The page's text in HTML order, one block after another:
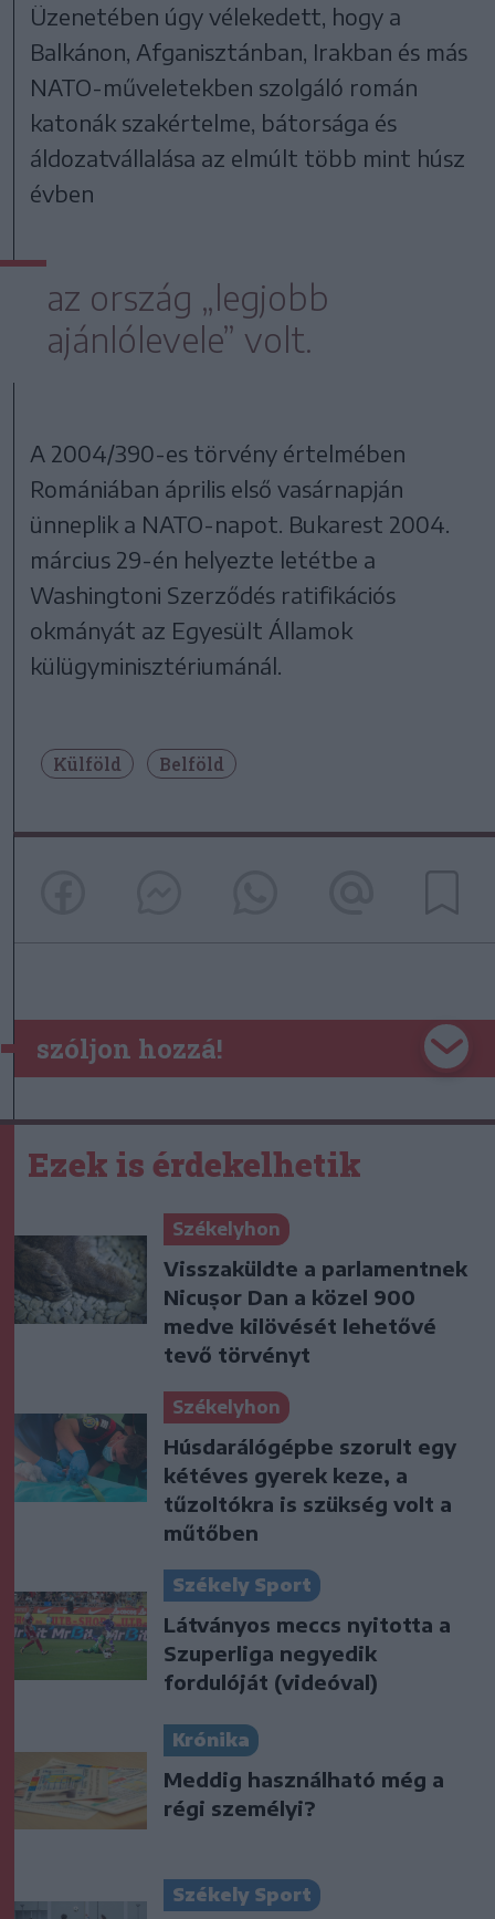
Üzenetében úgy vélekedett, hogy a
Balkánon, Afganisztánban, Irakban és más
NATO-műveletekben szolgáló román
katonák szakértelme, bátorsága és
áldozatvállalása az elmúlt több mint húsz
évben
az ország „legjobb
ajánlólevele” volt.
A 2004/390-es törvény értelmében
Romániában április első vasárnapján
ünneplik a NATO-napot. Bukarest 2004.
március 29-én helyezte letétbe a
Washingtoni Szerződés ratifikációs
okmányát az Egyesült Államok
külügyminisztériumánál.
Külföld Belföld
szóljon hozzá!
Ezek is érdekelhetik
Székelyhon
Visszaküldte a parlamentnek
Nicușor Dan a közel 900
medve kilövését lehetővé
tevő törvényt
Székelyhon
Húsdarálógépbe szorult egy
kétéves gyerek keze, a
tűzoltókra is szükség volt a
műtőben
Székely Sport
Látványos meccs nyitotta a
Szuperliga negyedik
fordulóját (videóval)
Krónika
Meddig használható még a
régi személyi?
Székely Sport